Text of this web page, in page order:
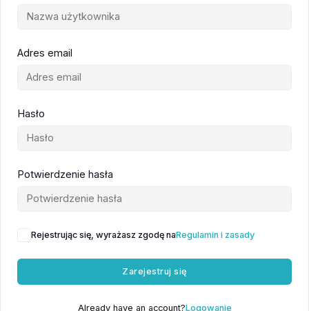
Adres email
Hasło
Potwierdzenie hasła
Rejestrując się, wyrażasz zgodę naRegulamin i zasady
Zarejestruj się
Already have an account?Logowanie